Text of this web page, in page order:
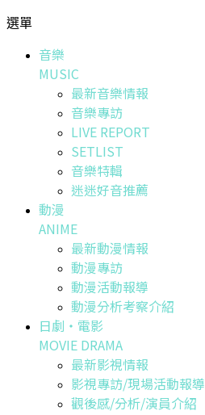
選單
音樂
MUSIC
最新音樂情報
音樂專訪
LIVE REPORT
SETLIST
音樂特輯
迷迷好音推薦
動漫
ANIME
最新動漫情報
動漫專訪
動漫活動報導
動漫分析考察介紹
日劇・電影
MOVIE DRAMA
最新影視情報
影視專訪/現場活動報導
觀後感/分析/演員介紹